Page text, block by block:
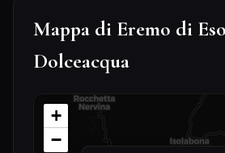
Mappa di Eremo di
Dolceacqua
+
−